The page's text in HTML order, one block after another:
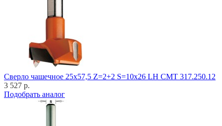
Cверло чашечное 25x57,5 Z=2+2 S=10x26 LH CMT 317.250.12
3 527 р.
Подобрать аналог